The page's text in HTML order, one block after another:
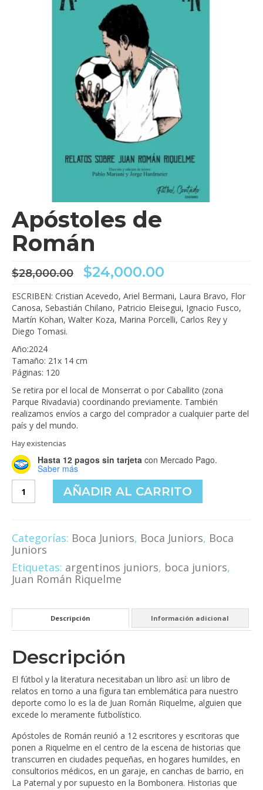
Apóstoles de
Román
$28,000.00 El
precio
original
era:
$28,000.00.
$24,000.00
actual
es:
$24,000.00.
ESCRIBEN: Cristian Acevedo, Ariel Bermani, Laura Bravo, Flor
Canosa, Sebastián Chilano, Patricio Eleisegui, Ignacio Fusco,
Martín Kohan, Walter Koza, Marina Porcelli, Carlos Rey y
Diego Tomasi.
Año:2024
Tamaño: 21x 14 cm
Páginas: 120
Se retira por el local de Monserrat o por Caballito (zona
Parque Rivadavia) coordinando previamente. También
realizamos envíos a cargo del comprador a cualquier parte del
país y del mundo.
Hay existencias
Hasta 12 pagos sin tarjeta con Mercado Pago.
Saber más
AÑADIR AL CARRITO
Categorías: Boca Juniors, Boca Juniors, Boca
Juniors
Etiquetas: argentinos juniors, boca juniors,
Juan Román Riquelme
Descripción Información adicional
Descripción
El fútbol y la literatura necesitaban un libro así: un libro de
relatos en torno a una figura tan emblemática para nuestro
deporte como lo es la de Juan Román Riquelme, alguien que
excede lo meramente futbolístico.
Apóstoles de Román reunió a 12 escritores y escritoras que
ponen a Riquelme en el centro de la escena de historias que
transcurren en ciudades pequeñas, en hogares humildes, en
consultorios médicos, en un garaje, en canchas de barrio, en
La Paternal y por supuesto en la Bombonera. Historias que